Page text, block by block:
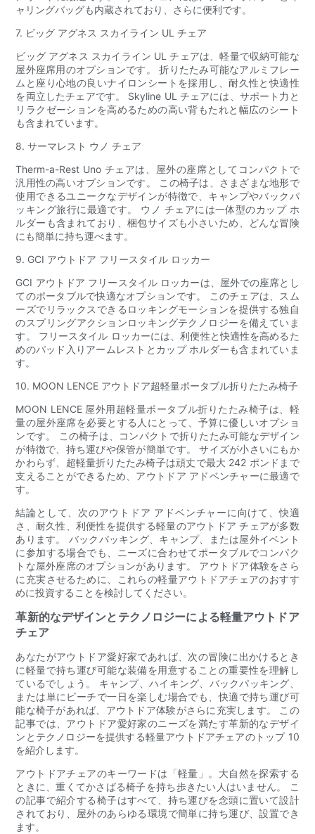
ャリングバッグも内蔵されており、さらに便利です。
7. ビッグ アグネス スカイライン UL チェア
ビッグ アグネス スカイライン UL チェアは、軽量で収納可能な
屋外座席用のオプションです。 折りたたみ可能なアルミフレー
ムと座り心地の良いナイロンシートを採用し、耐久性と快適性
を両立したチェアです。 Skyline UL チェアには、サポート力と
リラクゼーションを高めるための高い背もたれと幅広のシート
も含まれています。
8. サーマレスト ウノ チェア
Therm-a-Rest Uno チェアは、屋外の座席としてコンパクトで
汎用性の高いオプションです。 この椅子は、さまざまな地形で
使用できるユニークなデザインが特徴で、キャンプやバックパ
ッキング旅行に最適です。 ウノ チェアには一体型のカップ ホ
ルダーも含まれており、梱包サイズも小さいため、どんな冒険
にも簡単に持ち運べます。
9. GCI アウトドア フリースタイル ロッカー
GCI アウトドア フリースタイル ロッカーは、屋外での座席とし
てのポータブルで快適なオプションです。 このチェアは、スム
ーズでリラックスできるロッキングモーションを提供する独自
のスプリングアクションロッキングテクノロジーを備えていま
す。 フリースタイル ロッカーには、利便性と快適性を高めるた
めのパッド入りアームレストとカップ ホルダーも含まれていま
す。
10. MOON LENCE アウトドア超軽量ポータブル折りたたみ椅子
MOON LENCE 屋外用超軽量ポータブル折りたたみ椅子は、軽
量の屋外座席を必要とする人にとって、予算に優しいオプショ
ンです。 この椅子は、コンパクトで折りたたみ可能なデザイン
が特徴で、持ち運びや保管が簡単です。 サイズが小さいにもか
かわらず、超軽量折りたたみ椅子は頑丈で最大 242 ポンドまで
支えることができるため、アウトドア アドベンチャーに最適で
す。
結論として、次のアウトドア アドベンチャーに向けて、快適
さ、耐久性、利便性を提供する軽量のアウトドア チェアが多数
あります。 バックパッキング、キャンプ、または屋外イベント
に参加する場合でも、ニーズに合わせてポータブルでコンパク
トな屋外座席のオプションがあります。 アウトドア体験をさら
に充実させるために、これらの軽量アウトドアチェアのおすす
めに投資することを検討してください。
革新的なデザインとテクノロジーによる軽量アウトドア
チェア
あなたがアウトドア愛好家であれば、次の冒険に出かけるとき
に軽量で持ち運び可能な装備を用意することの重要性を理解し
ているでしょう。 キャンプ、ハイキング、バックパッキング、
または単にビーチで一日を楽しむ場合でも、快適で持ち運び可
能な椅子があれば、アウトドア体験がさらに充実します。 この
記事では、アウトドア愛好家のニーズを満たす革新的なデザイ
ンとテクノロジーを提供する軽量アウトドアチェアのトップ 10
を紹介します。
アウトドアチェアのキーワードは「軽量」。大自然を探索する
ときに、重くてかさばる椅子を持ち歩きたい人はいません。 こ
の記事で紹介する椅子はすべて、持ち運びを念頭に置いて設計
されており、屋外のあらゆる環境で簡単に持ち運び、設置でき
ます。